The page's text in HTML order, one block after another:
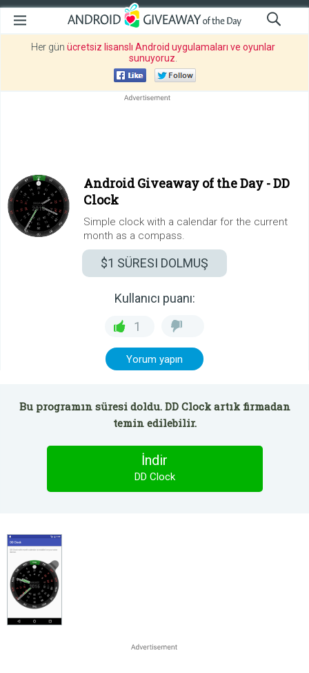
Her gün ücretsiz lisanslı Android uygulamaları ve oyunlar
sunuyoruz
Android Giveaway of the Day -DD
Clock
Simple clock with a calendar for the current
month as a compass.
$1 SÜRESI DOLMUŞ
Kullanıcı puanı:
1
Yorum yapın
Bu programın süresi doldu. DD Clock artık firmadan
temin edilebilir.
İndir
DD Clock